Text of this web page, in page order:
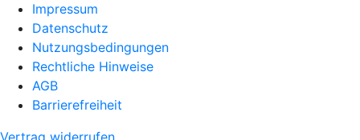
Impressum
Datenschutz
Nutzungsbedingungen
Rechtliche Hinweise
AGB
Barrierefreiheit